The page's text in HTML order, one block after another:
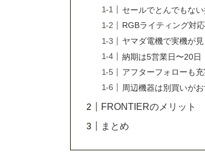
セールでとんでもな
RGBライティング対
ヤマダ電機で実機が見
納期は5営業日〜20日
アフターフォローも
周辺機器は別買いが
FRONTIERのメリット
まとめ